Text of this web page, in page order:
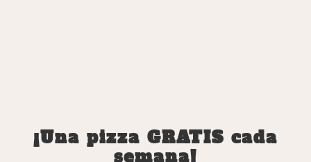
¡Una pizza GRATIS cada
semana!